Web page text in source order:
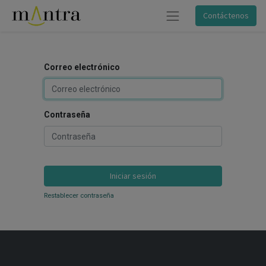
Contáctenos
Correo electrónico
Contraseña
Iniciar sesión
Restablecer contraseña